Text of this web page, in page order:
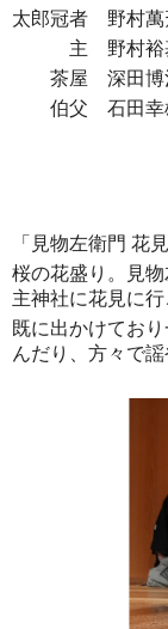
太郎冠者 野村萬
主 野村裕
茶屋 深田博
伯父 石田幸
「見物左衛門 花見
桜の花盛り。見
主神社に花見に行
既に出かけてお
んだり、方々で